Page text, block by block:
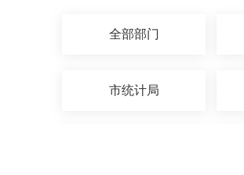
全部部门
市统计局